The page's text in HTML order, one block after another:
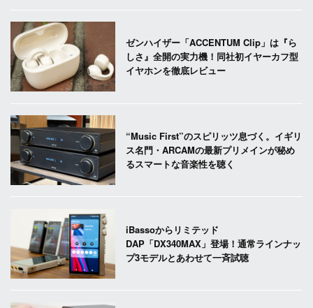
ゼンハイザー「ACCENTUM Clip」は『ら
しさ』全開の実力機！同社初イヤーカフ型
イヤホンを徹底レビュー
“Music First”のスピリッツ息づく。イギリ
ス名門・ARCAMの最新プリメインが秘め
るスマートな音楽性を聴く
iBassoからリミテッド
DAP「DX340MAX」登場！通常ラインナッ
プ3モデルとあわせて一斉試聴